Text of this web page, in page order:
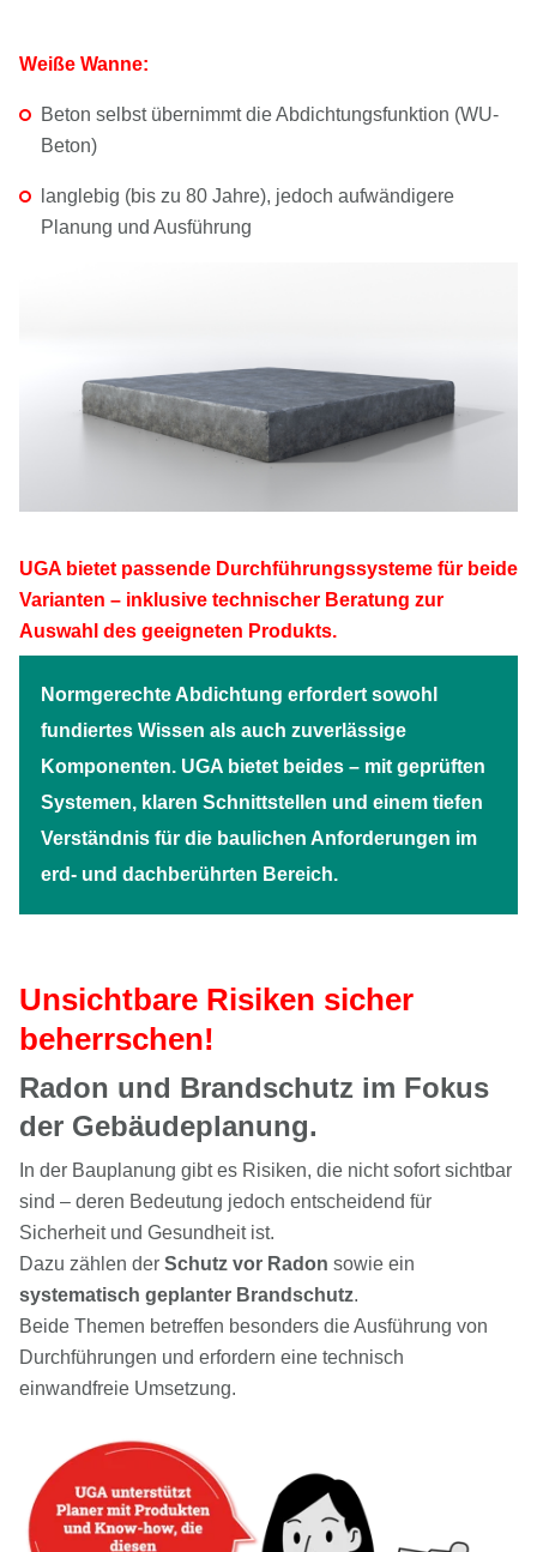
Weiße Wanne:
Beton selbst übernimmt die Abdichtungsfunktion (WU-
Beton)
langlebig (bis zu 80 Jahre), jedoch aufwändigere
Planung und Ausführung
UGA bietet passende Durchführungssysteme für beide
Varianten – inklusive technischer Beratung zur
Auswahl des geeigneten Produkts.
Normgerechte Abdichtung erfordert sowohl
fundiertes Wissen als auch zuverlässige
Komponenten. UGA bietet beides – mit geprüften
Systemen, klaren Schnittstellen und einem tiefen
Verständnis für die baulichen Anforderungen im
erd- und dachberührten Bereich.
Unsichtbare Risiken sicher
beherrschen!
Radon und Brandschutz im Fokus
der Gebäudeplanung.
In der Bauplanung gibt es Risiken, die nicht sofort sichtbar
sind – deren Bedeutung jedoch entscheidend für
Sicherheit und Gesundheit ist.
Dazu zählen der Schutz vor Radon sowie ein
systematisch geplanter Brandschutz.
Beide Themen betreffen besonders die Ausführung von
Durchführungen und erfordern eine technisch
einwandfreie Umsetzung.